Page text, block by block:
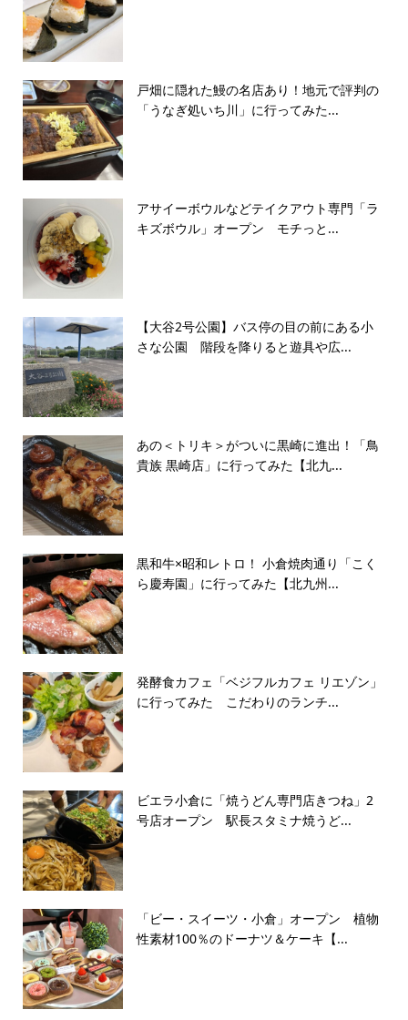
戸畑に隠れた鰻の名店あり！地元で評判の
「うなぎ処いち川」に行ってみた...
アサイーボウルなどテイクアウト専門「ラ
キズボウル」オープン モチっと...
【大谷2号公園】バス停の目の前にある小
さな公園 階段を降りると遊具や広...
あの＜トリキ＞がついに黒崎に進出！「鳥
貴族 黒崎店」に行ってみた【北九...
黒和牛×昭和レトロ！ 小倉焼肉通り「こく
ら慶寿園」に行ってみた【北九州...
発酵食カフェ「ベジフルカフェ リエゾン」
に行ってみた こだわりのランチ...
ビエラ小倉に「焼うどん専門店きつね」2
号店オープン 駅長スタミナ焼うど...
「ビー・スイーツ・小倉」オープン 植物
性素材100％のドーナツ＆ケーキ【...